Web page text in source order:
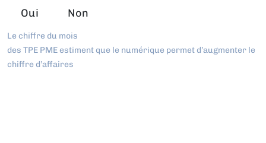
Oui Non
Le chiffre du mois
des TPE PME estiment que le numérique permet d’augmenter le
chiffre d’affaires